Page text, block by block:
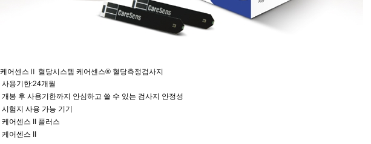
케어센스Ⅱ 혈당시스템 케어센스® 혈당측정검사지
사용기한:24개월
개봉 후 사용기한까지 안심하고 쓸 수 있는 검사지 안정성
시험지 사용 가능 기기
케어센스 II 플러스
케어센스 II